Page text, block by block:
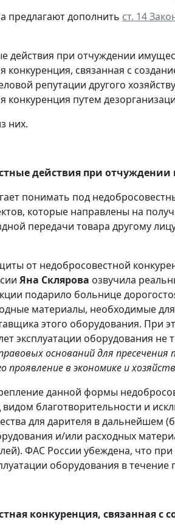
предлагают дополнить ст. 14
действия при отчуждении
конкуренция, связанная с
репутации другого
конкуренция путем
них.
действия при
понимать под
которые направлены на
передачи товара другому
от недобросовестной
Яна Склярова озвучила
подарило больнице
материалы, необходимые
этого оборудования. При
эксплуатации оборудования
оснований для
проявление в экономике и
данной формы
благотворительности и
для дарителя в дальнейшем
и/или расходных
ФАС России убеждена, что
оборудования в
конкуренция, связанная